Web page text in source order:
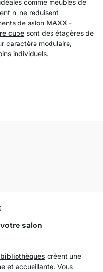
comme meubles de
ni ne réduisent
de salon MAXX -
cube sont des étagères de
caractère modulaire,
individuels.
salon
créent une
et accueillante. Vous